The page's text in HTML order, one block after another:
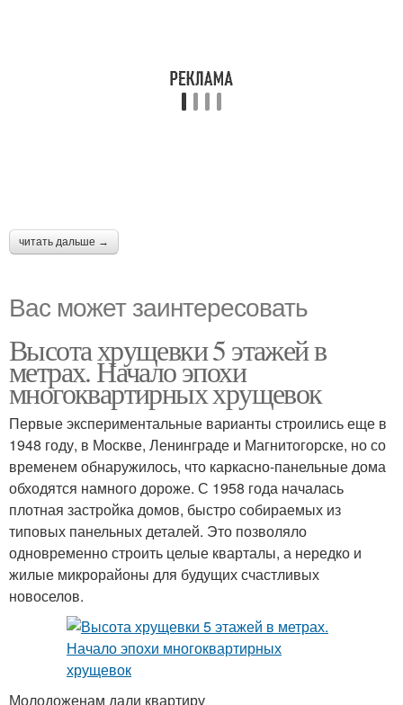
читать дальше →
Вас может заинтересовать
Высота хрущевки 5 этажей в
метрах. Начало эпохи
многоквартирных хрущевок
Первые экспериментальные варианты строились еще в
1948 году, в Москве, Ленинграде и Магнитогорске, но со
временем обнаружилось, что каркасно-панельные дома
обходятся намного дороже. С 1958 года началась
плотная застройка домов, быстро собираемых из
типовых панельных деталей. Это позволяло
одновременно строить целые кварталы, а нередко и
жилые микрорайоны для будущих счастливых
новоселов.
Молодоженам дали квартиру